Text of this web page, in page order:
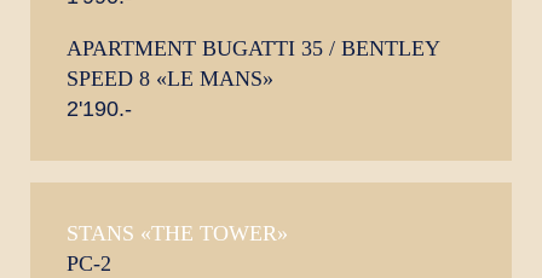
APARTMENT BUGATTI 35 / BENTLEY
SPEED 8 «LE MANS»
2'190.-
STANS «THE TOWER»
PC-2